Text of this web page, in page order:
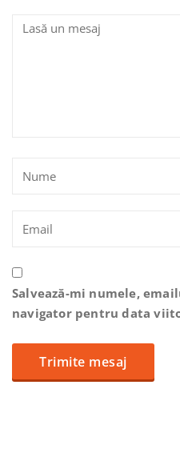
Salvează-mi numele,
navigator pentru data